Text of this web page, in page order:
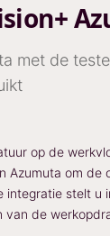
met de
op de
Azumuta om de
integratie stelt u
van de